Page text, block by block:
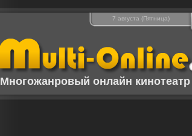
7 августа (Пятница)
Многожанровый онлайн кинотеатр